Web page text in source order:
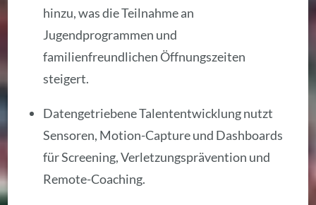
hinzu, was die Teilnahme an
Jugendprogrammen und
familienfreundlichen Öffnungszeiten
steigert.
Datengetriebene Talententwicklung nutzt
Sensoren, Motion-Capture und Dashboards
für Screening, Verletzungsprävention und
Remote-Coaching.